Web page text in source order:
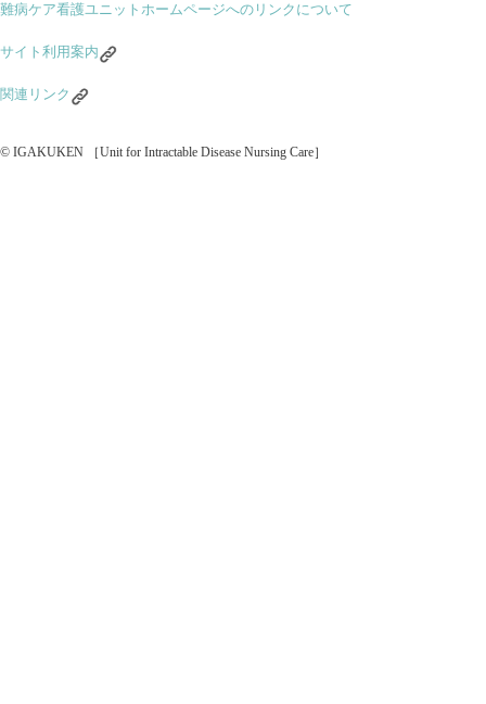
難病ケア看護ユニットホームページへのリンクについて
サイト利用案内
関連リンク
© IGAKUKEN ［Unit for Intractable Disease Nursing Care］